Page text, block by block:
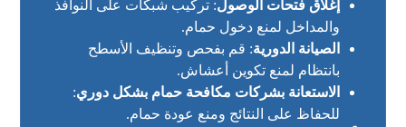
إغلاق فتحات الوصول: تركيب شبكات على النوافذ
والمداخل لمنع دخول حمام.
الصيانة الدورية: قم بفحص وتنظيف الأسطح
بانتظام لمنع تكوين أعشاش.
الاستعانة بشركات مكافحة حمام بشكل دوري:
للحفاظ على النتائج ومنع عودة حمام.